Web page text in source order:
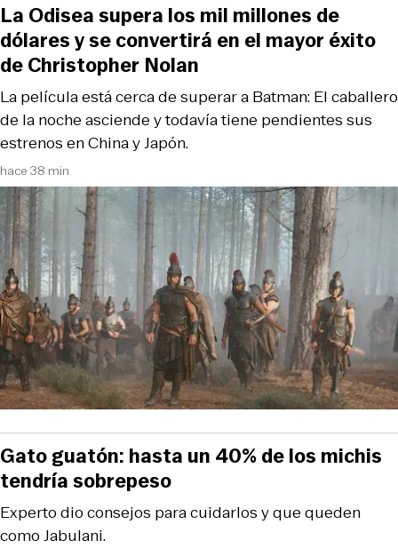
hace 38 min
La película está cerca de superar a Batman: El caballero
de la noche asciende y todavía tiene pendientes sus
estrenos en China y Japón.
La Odisea supera los mil millones de
dólares y se convertirá en el mayor éxito
de Christopher Nolan
Experto dio consejos para cuidarlos y que queden
como Jabulani.
Gato guatón: hasta un 40% de los michis
tendría sobrepeso